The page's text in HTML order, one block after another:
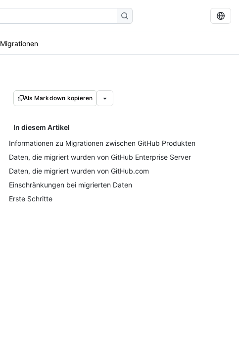
Als Markdown kopieren
In diesem Artikel
Informationen zu Migrationen zwischen GitHub Produkten
Daten, die migriert wurden von GitHub Enterprise Server
Daten, die migriert wurden von GitHub.com
Einschränkungen bei migrierten Daten
Erste Schritte